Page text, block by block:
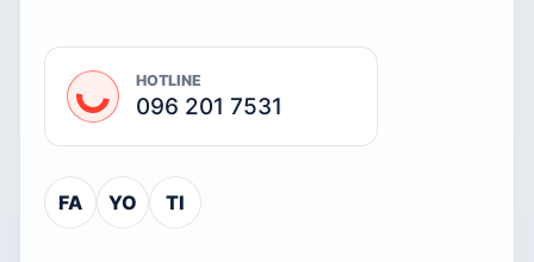
HOTLINE
096 201 7531
FA YO TI